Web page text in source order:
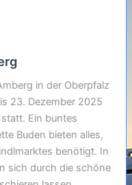
in der Oberpfalz
23. Dezember 2025
Ein buntes
Buden bieten alles,
benötigt. In
sich durch die schöne